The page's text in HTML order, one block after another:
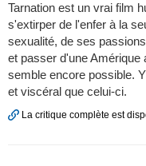
Tarnation est un vrai film
s'extirper de l'enfer à la
sexualité, de ses
et passer d'une Amérique
semble encore possible.
et viscéral que celui-ci.
La critique complète est